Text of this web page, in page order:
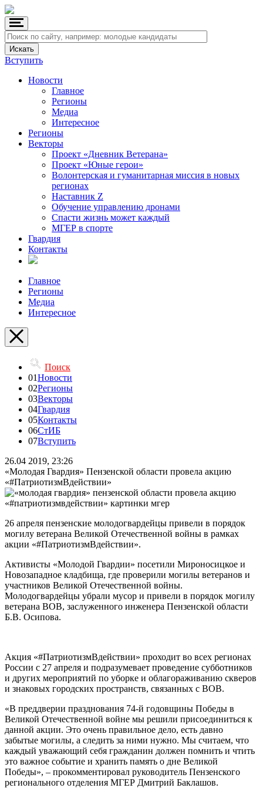
Вступить
Новости
Главное
Регионы
Медиа
Интересное
Регионы
Векторы
Проект «Дневник Ветерана»
Проект «Юные герои»
Волонтерская и гуманитарная миссия в новых
регионах
Наставник Z
Обучение управлению дронами
Спасти жизнь может каждый
МГЕР в спорте
Гвардия
Контакты
Главное
Регионы
Медиа
Интересное
Поиск
01Новости
02Регионы
03Векторы
04Гвардия
05Контакты
06СтИБ
07Вступить
26.04 2019, 23:26
«Молодая Гвардия» Пензенской области провела акцию
«#ПатриотизмВдействии»
26 апреля пензенские молодогвардейцы привели в порядок
могилу ветерана Великой Отечественной войны в рамках
акции «#ПатриотизмВдействии».
Активисты «Молодой Гвардии» посетили Мироносицкое и
Новозападное кладбища, где проверили могилы ветеранов и
участников Великой Отечественной войны.
Молодогвардейцы убрали мусор и привели в порядок могилу
ветерана ВОВ, заслуженного инженера Пензенской области
Б.В. Осипова.
Акция «#ПатриотизмВдействии» проходит во всех регионах
России с 27 апреля и подразумевает проведение субботников
и других мероприятий по уборке и облагораживанию скверов
и знаковых городских пространств, связанных с ВОВ.
«В преддверии празднования 74-й годовщины Победы в
Великой Отечественной войне мы решили присоединиться к
данной акции. Это очень правильное дело, есть давно
забытые могилы, а следить за ними нужно. Мы считаем, что
каждый уважающий себя гражданин должен помнить и чтить
это важное событие и хранить память о дне Великой
Победы», – прокомментировал руководитель Пензенского
регионального отделения МГЕР Дмитрий Баклашов.